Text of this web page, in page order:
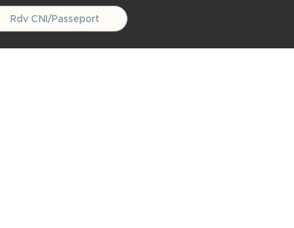
Rdv CNI/Passeport